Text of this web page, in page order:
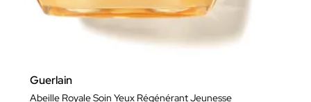
Guerlain
Abeille Royale Soin Yeux Régénérant Jeunesse